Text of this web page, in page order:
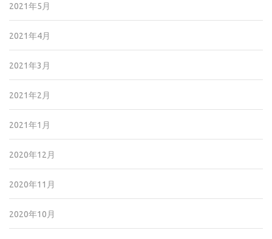
2021年5月
2021年4月
2021年3月
2021年2月
2021年1月
2020年12月
2020年11月
2020年10月